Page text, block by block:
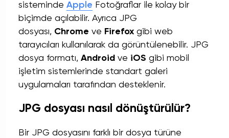
sisteminde Apple Fotoğraflar ile kolay bir
biçimde açılabilir. Ayrıca JPG
dosyası, Chrome ve Firefox gibi web
tarayıcıları kullanılarak da görüntülenebilir. JPG
dosya formatı, Android ve iOS gibi mobil
işletim sistemlerinde standart galeri
uygulamaları tarafından desteklenir.
JPG dosyası nasıl dönüştürülür?
Bir JPG dosyasını farklı bir dosya türüne